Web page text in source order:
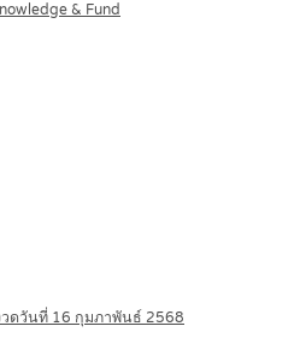
& Fund
ดวันที่ 16 กุมภาพันธ์ 2568